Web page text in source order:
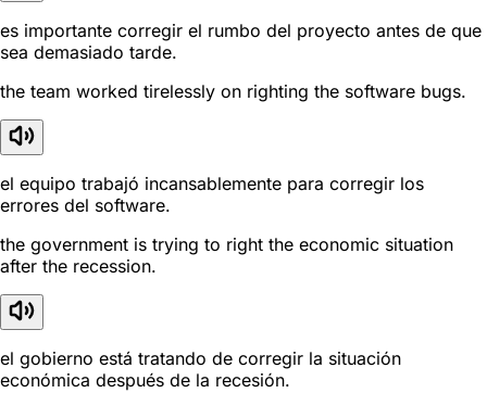
es importante corregir el rumbo del proyecto antes de que
sea demasiado tarde.
the team worked tirelessly on righting the software bugs.
el equipo trabajó incansablemente para corregir los
errores del software.
the government is trying to right the economic situation
after the recession.
el gobierno está tratando de corregir la situación
económica después de la recesión.